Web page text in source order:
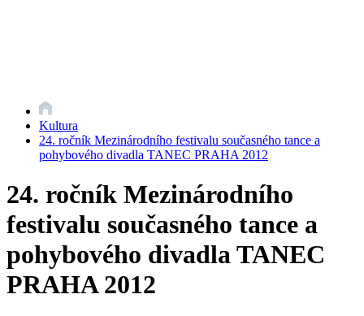
Kultura
24. ročník Mezinárodního festivalu současného tance a
pohybového divadla TANEC PRAHA 2012
24. ročník Mezinárodního
festivalu současného tance a
pohybového divadla TANEC
PRAHA 2012